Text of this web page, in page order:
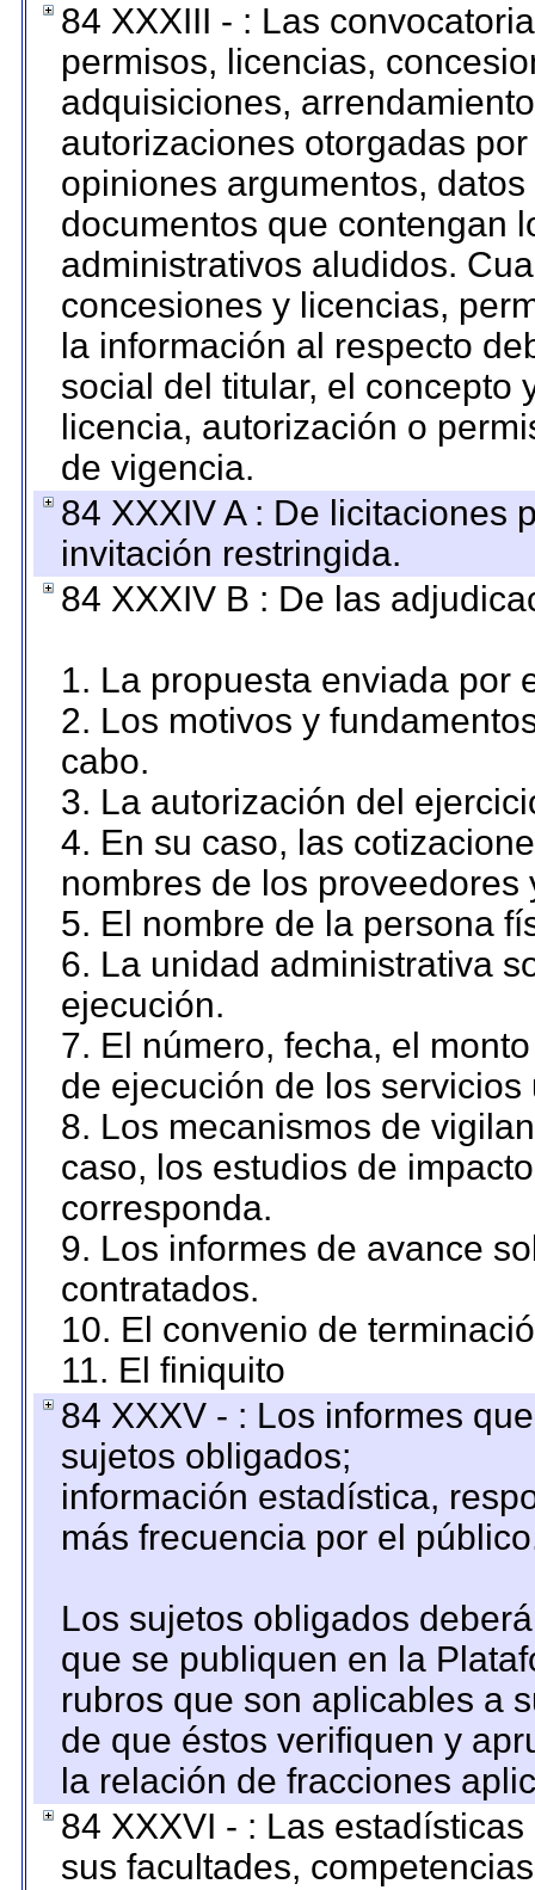
84 XXXIII - : Las
permisos, licencias,
adquisiciones,
autorizaciones otorgadas
opiniones argumentos,
documentos que contengan
administrativos aludidos.
concesiones y licencias,
la información al respecto
social del titular, el concepto
licencia, autorización o
de vigencia.
84 XXXIV A : De licitaciones
invitación restringida.
84 XXXIV B : De las
1. La propuesta enviada por
2. Los motivos y
cabo.
3. La autorización del
4. En su caso, las
nombres de los proveedores
5. El nombre de la persona
6. La unidad administrativa
ejecución.
7. El número, fecha, el
de ejecución de los servicios
8. Los mecanismos de
caso, los estudios de
corresponda.
9. Los informes de avance
contratados.
10. El convenio de
11. El finiquito
84 XXXV - : Los informes
sujetos obligados;
información estadística,
más frecuencia por el
Los sujetos obligados
que se publiquen en la
rubros que son aplicables a
de que éstos verifiquen y
la relación de fracciones
84 XXXVI - : Las
sus facultades,